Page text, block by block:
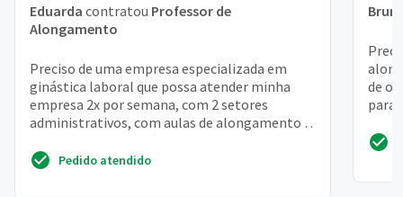
Eduarda contratou Professor de
Alongamento
Preciso de uma empresa especializada em
ginástica laboral que possa atender minha
empresa 2x por semana, com 2 setores
administrativos, com aulas de alongamento e
relaxamento de ginástica...
Pedido atendido
de
para